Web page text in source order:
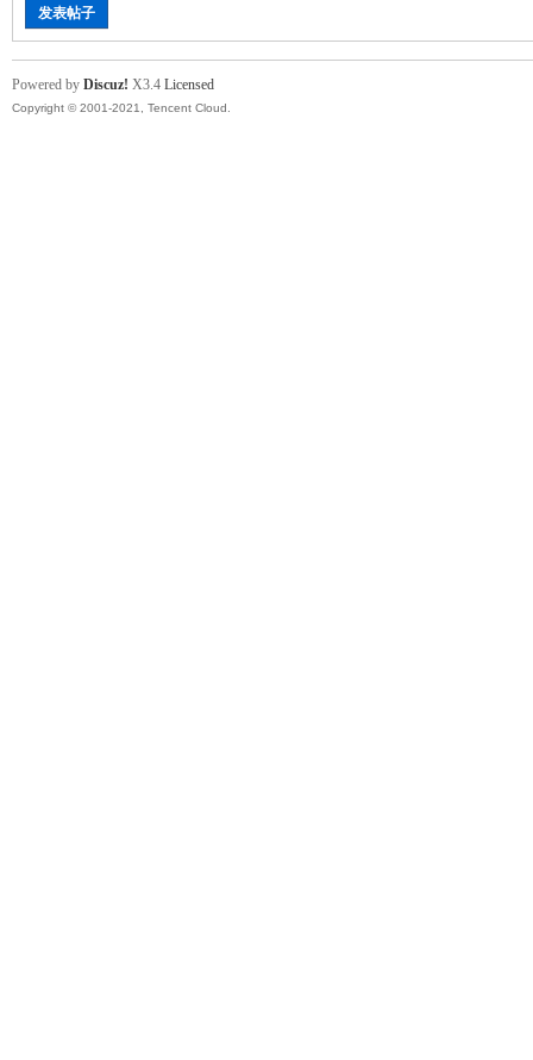
发表帖子
Powered by Discuz! X3.4 Licensed
Copyright © 2001-2021, Tencent Cloud.